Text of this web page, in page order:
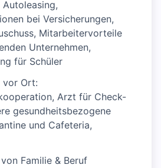
bei Versicherungen,
Mitarbeitervorteile
Unternehmen,
für Schüler
vor Ort:
Arzt für Check-
gesundheitsbezogene
und Cafeteria,
Familie & Beruf